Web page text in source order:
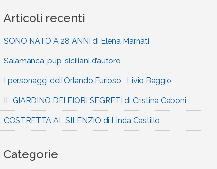
Articoli recenti
SONO NATO A 28 ANNI di Elena Marnati
Salamanca, pupi siciliani d’autore
I personaggi dell’Orlando Furioso | Livio Baggio
IL GIARDINO DEI FIORI SEGRETI di Cristina Caboni
COSTRETTA AL SILENZIO di Linda Castillo
Categorie